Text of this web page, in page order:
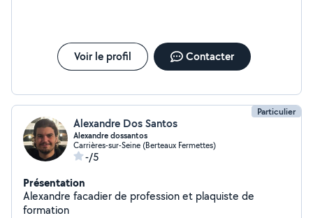
Voir le profil Contacter
Particulier
Alexandre Dos Santos
Alexandre dossantos
Carrières-sur-Seine (Berteaux Fermettes)
-/5
Présentation
Alexandre facadier de profession et plaquiste de
formation